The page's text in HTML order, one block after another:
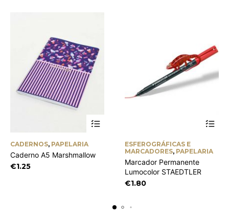
CADERNOS, PAPELARIA
Caderno A5 Marshmallow
€1.25
has
variants.
ESFEROGRÁFICAS E
MARCADORES, PAPELARIA
Marcador Permanente
Lumocolor STAEDTLER
€1.80